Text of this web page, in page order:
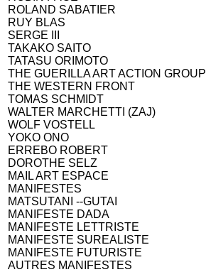
ROLAND SABATIER
RUY BLAS
SERGE III
TAKAKO SAITO
TATASU ORIMOTO
THE GUERILLA ART ACTION GROUP
THE WESTERN FRONT
TOMAS SCHMIDT
WALTER MARCHETTI (ZAJ)
WOLF VOSTELL
YOKO ONO
ERREBO ROBERT
DOROTHE SELZ
MAIL ART ESPACE
MANIFESTES
MATSUTANI --GUTAI
MANIFESTE DADA
MANIFESTE LETTRISTE
MANIFESTE SUREALISTE
MANIFESTE FUTURISTE
AUTRES MANIFESTES